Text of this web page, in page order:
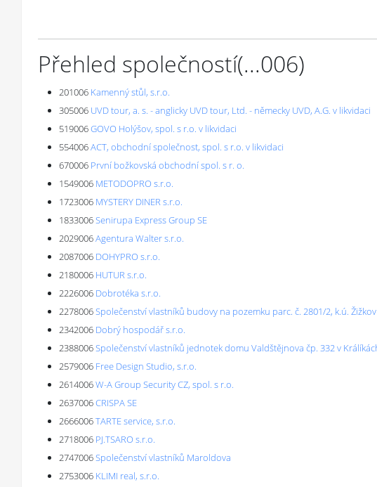
Přehled společností(...006)
201006 Kamenný stůl, s.r.o.
305006 UVD tour, a. s. - anglicky UVD tour, Ltd. - německy UVD, A.G. v likvidaci
519006GOVO Holýšov, spol. s r.o. v likvidaci
554006ACT, obchodní společnost, spol. s r.o. v likvidaci
670006 První božkovská obchodní spol. s r. o.
1549006 METODOPRO s.r.o.
1723006 MYSTERY DINER s.r.o.
1833006Senirupa Express Group SE
2029006Agentura Walter s.r.o.
2087006 DOHYPRO s.r.o.
2180006 HUTUR s.r.o.
2226006 Dobrotéka s.r.o.
2278006Společenství vlastníků budovy na pozemku parc. č. 2801/2, k.ú. Žižkov
2342006 Dobrý hospodář s.r.o.
2388006Společenství vlastníků jednotek domu Valdštějnova čp. 332 v
2579006 Free Design Studio, s.r.o.
2614006W-A Group Security CZ, spol. s r.o.
2637006CRISPA SE
2666006TARTE service, s.r.o.
2718006 PJ.TSARO s.r.o.
2747006Společenství vlastníků Maroldova
2753006 KLIMI real, s.r.o.